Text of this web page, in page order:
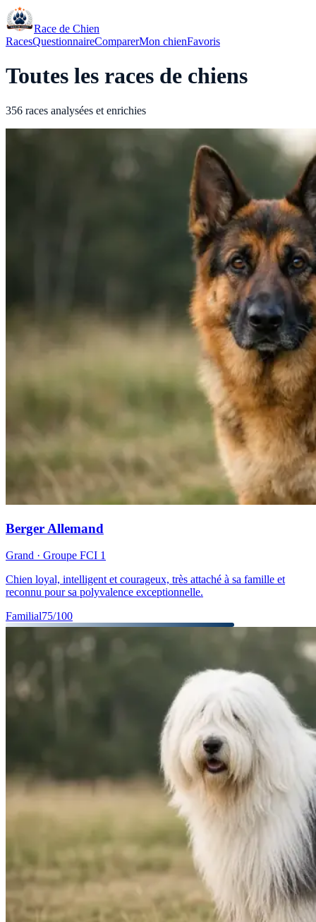
Race de Chien
RacesQuestionnaireComparerMon chienFavoris
Toutes les races de chiens
356 races analysées et enrichies
Berger Allemand
Grand · Groupe FCI 1
Chien loyal, intelligent et courageux, très attaché à sa famille et
reconnu pour sa polyvalence exceptionnelle.
Familial75/100